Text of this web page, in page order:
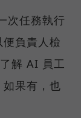
次任務執行
負責人檢
解 AI 員工
果有，也